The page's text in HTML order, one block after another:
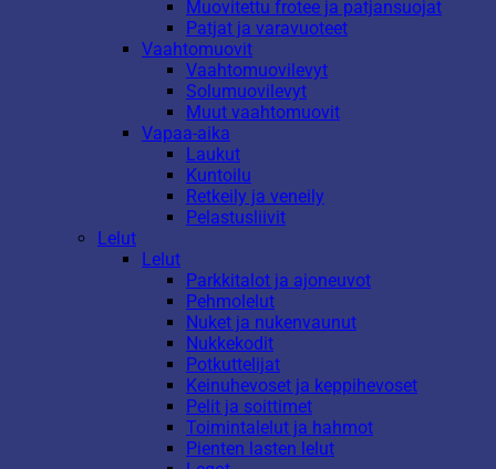
Muovitettu frotee ja patjansuojat
Patjat ja varavuoteet
Vaahtomuovit
Vaahtomuovilevyt
Solumuovilevyt
Muut vaahtomuovit
Vapaa-aika
Laukut
Kuntoilu
Retkeily ja veneily
Pelastusliivit
Lelut
Lelut
Parkkitalot ja ajoneuvot
Pehmolelut
Nuket ja nukenvaunut
Nukkekodit
Potkuttelijat
Keinuhevoset ja keppihevoset
Pelit ja soittimet
Toimintalelut ja hahmot
Pienten lasten lelut